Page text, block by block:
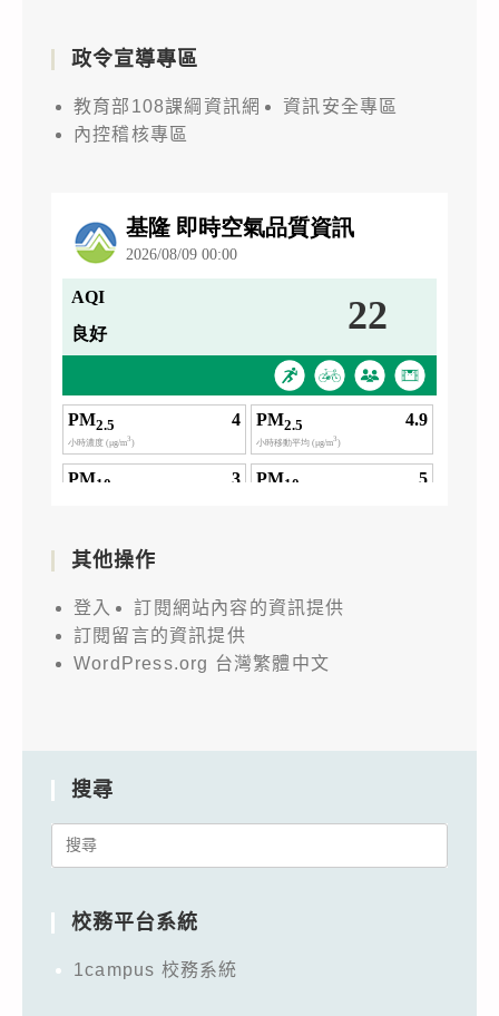
政令宣導專區
教育部108課綱資訊網
資訊安全專區
內控稽核專區
其他操作
登入
訂閱網站內容的資訊提供
訂閱留言的資訊提供
WordPress.org 台灣繁體中文
搜尋
Search
校務平台系統
1campus 校務系統